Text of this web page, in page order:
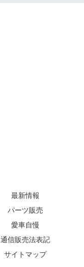
最新情報
パーツ販売
愛車自慢
通信販売法表記
サイトマップ